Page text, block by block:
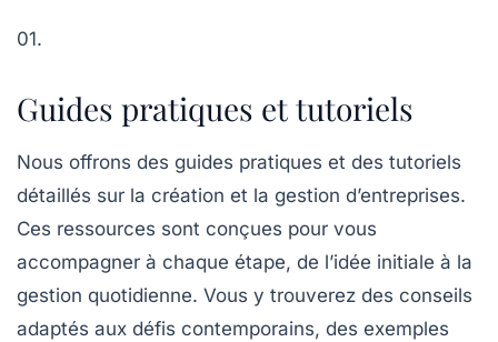
01.
Guides pratiques et tutoriels
Nous offrons des guides pratiques et des tutoriels
détaillés sur la création et la gestion d’entreprises.
Ces ressources sont conçues pour vous
accompagner à chaque étape, de l’idée initiale à la
gestion quotidienne. Vous y trouverez des conseils
adaptés aux défis contemporains, des exemples